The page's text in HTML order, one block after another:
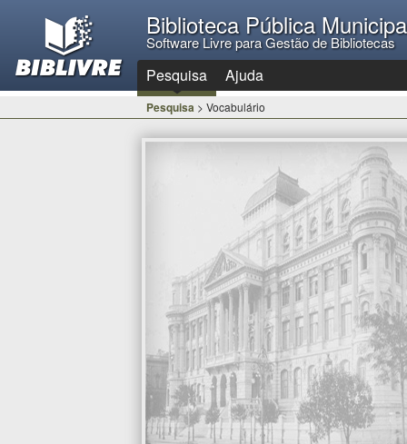
Biblioteca Pública
Software Livre para Gestão de Bibliotecas
Pesquisa Ajuda
Pesquisa > Vocabulário